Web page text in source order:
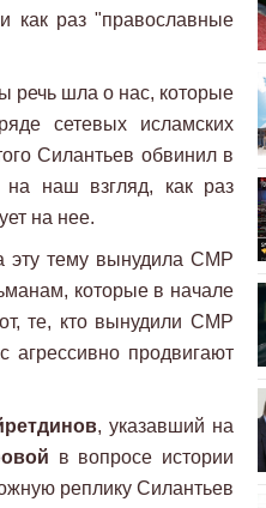
раз "православные
речь шла о нас, которые
сетевых исламских
Силантьев обвинил в
наш взгляд, как раз
на нее.
эту тему вынудила СМР
которые в начале
те, кто вынудили СМР
агрессивно продвигают
, указавший на
в вопросе истории
реплику Силантьев